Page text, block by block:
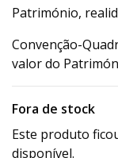
Património,
Convenção-
valor do
Fora de stock
Este produto
disponível.